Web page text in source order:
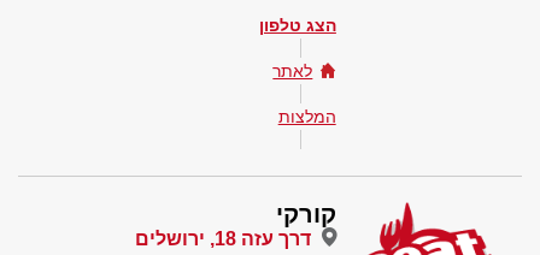
הצג טלפון
לאתר
המלצות
קורקי
דרך עזה 18, ירושלים